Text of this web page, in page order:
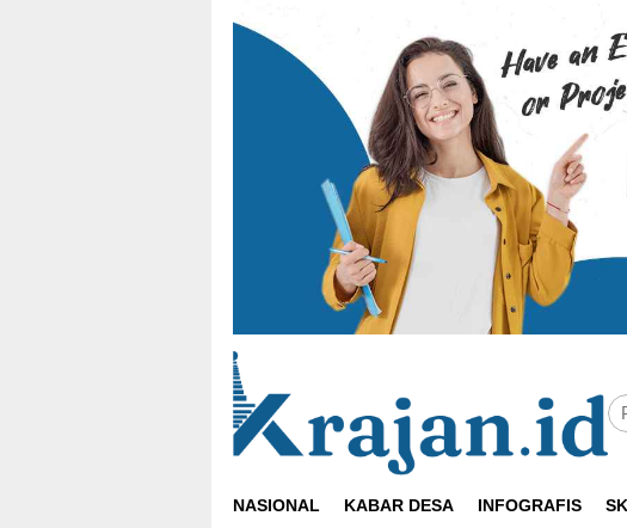
NASIONAL KABAR DESA INFOGRAFIS